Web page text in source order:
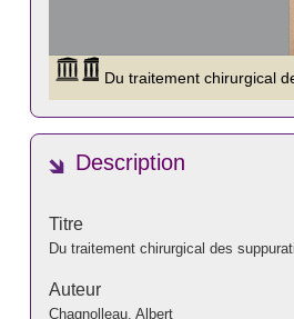
Description
Titre
Du traitement chirurgical des
Auteur
Chagnolleau, Albert